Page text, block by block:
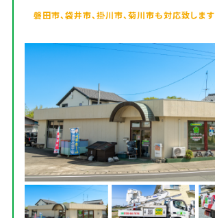
磐田市、袋井市、掛川市、菊川市も対応致します